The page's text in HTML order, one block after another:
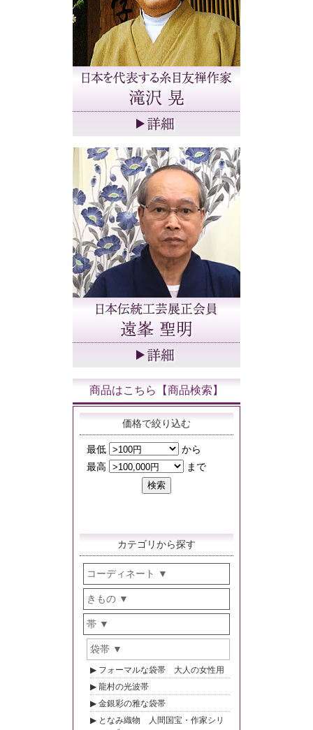
商品はこちら【商品検索】
価格で絞り込む
カテゴリから探す
コーディネート
きもの
帯
袋帯
フォーマルな袋帯 大人の女性用
龍村の光波帯
金銀彩の雅な袋帯
となみ織物 人間国宝・作家シリ